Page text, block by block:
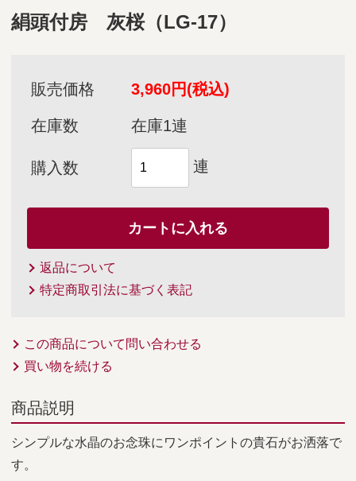
絹頭付房 灰桜（LG-17）
販売価格 3,960円(税込)
在庫数 在庫1連
購入数 連
返品について
特定商取引法に基づく表記
この商品について問い合わせる
買い物を続ける
商品説明
シンプルな水晶のお念珠にワンポイントの貴石がお洒落で
す。